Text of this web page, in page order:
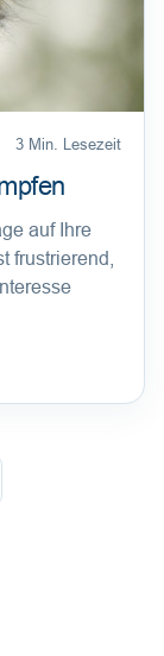
3 Min. Lesezeit
auf Ihre
frustrierend,